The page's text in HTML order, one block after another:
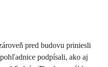
pred budovu priniesli
podpísali, ako aj